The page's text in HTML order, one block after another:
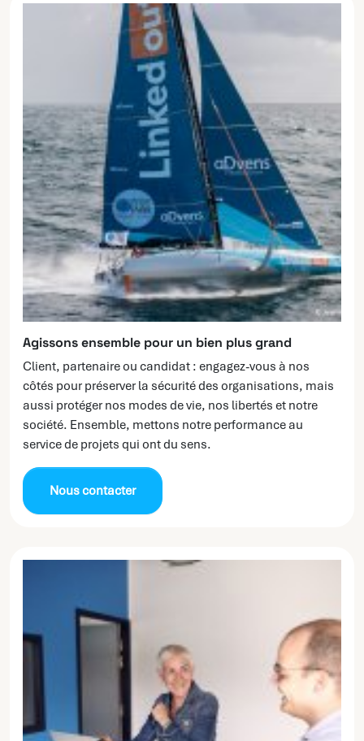
Agissons ensemble pour un bien plus grand
Client, partenaire ou candidat : engagez-vous à nos
côtés pour préserver la sécurité des organisations, mais
aussi protéger nos modes de vie, nos libertés et notre
société. Ensemble, mettons notre performance au
service de projets qui ont du sens.
Nous contacter